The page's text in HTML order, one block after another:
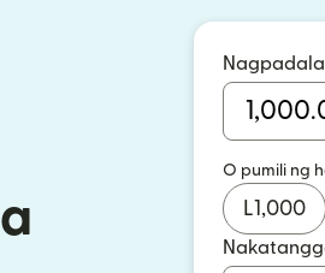
O pumili ng
L1,000